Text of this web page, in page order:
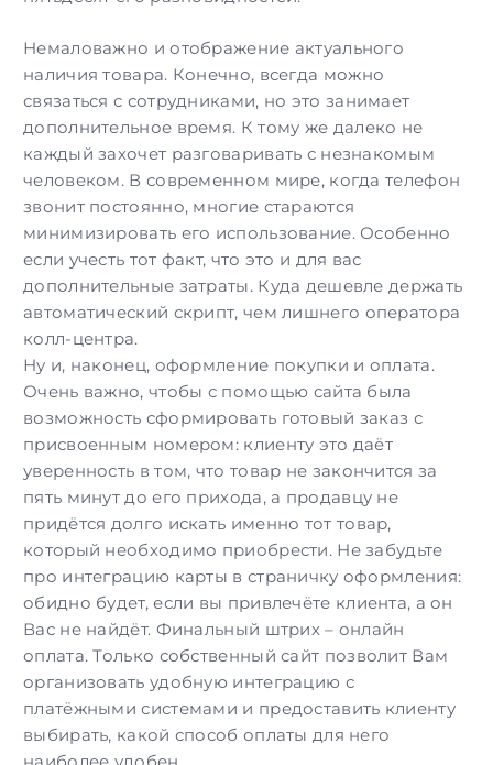
Немаловажно и отображение актуального
наличия товара. Конечно, всегда можно
связаться с сотрудниками, но это занимает
дополнительное время. К тому же далеко не
каждый захочет разговаривать с незнакомым
человеком. В современном мире, когда телефон
звонит постоянно, многие стараются
минимизировать его использование. Особенно
если учесть тот факт, что это и для вас
дополнительные затраты. Куда дешевле держать
автоматический скрипт, чем лишнего оператора
колл-центра.
Ну и, наконец, оформление покупки и оплата.
Очень важно, чтобы с помощью сайта была
возможность сформировать готовый заказ с
присвоенным номером: клиенту это даёт
уверенность в том, что товар не закончится за
пять минут до его прихода, а продавцу не
придётся долго искать именно тот товар,
который необходимо приобрести. Не забудьте
про интеграцию карты в страничку оформления:
обидно будет, если вы привлечёте клиента, а он
Вас не найдёт. Финальный штрих – онлайн
оплата. Только собственный сайт позволит Вам
организовать удобную интеграцию с
платёжными системами и предоставить клиенту
выбирать, какой способ оплаты для него